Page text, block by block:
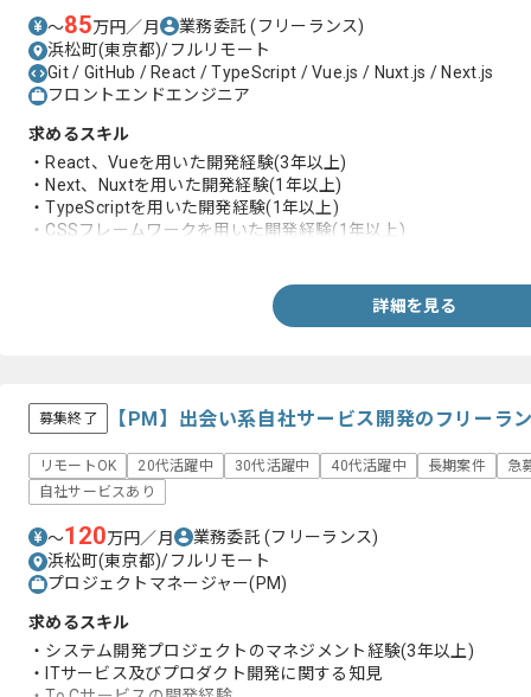
〜85万円／月 業務委託(フリーランス)
浜松町(東京都)/フルリモート
Git / GitHub / React / TypeScript / Vue.js / Nuxt.js / Next.js
フロントエンドエンジニア
求めるスキル
・React、Vueを用いた開発経験(3年以上)
・Next、Nuxtを用いた開発経験(1年以上)
・TypeScriptを用いた開発経験(1年以上)
・CSSフレームワークを用いた開発経験(1年以上)
・Gitを用いたバージョン管理経験
・Githubを用いたレビューフローの経験
詳細を見る
募集終了 【PM】出会い系自社サービス開発のフリーラ
リモートOK 20代活躍中 30代活躍中 40代活躍中 長期案件
急
自社サービスあり
〜120万円／月 業務委託(フリーランス)
浜松町(東京都)/フルリモート
プロジェクトマネージャー(PM)
求めるスキル
・システム開発プロジェクトのマネジメント経験(3年以上)
・ITサービス及びプロダクト開発に関する知見